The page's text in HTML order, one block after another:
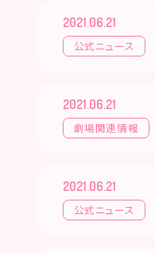
2021.06.21
公式ニュース
2021.06.21
劇場関連情報
2021.06.21
公式ニュース